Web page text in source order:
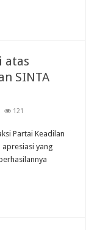
atas
SINTA
121
Partai Keadilan
apresiasi yang